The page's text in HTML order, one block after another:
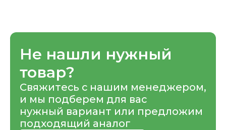
Не нашли нужный
товар?
Свяжитесь с нашим менеджером,
и мы подберем для вас
нужный вариант или предложим
подходящий аналог